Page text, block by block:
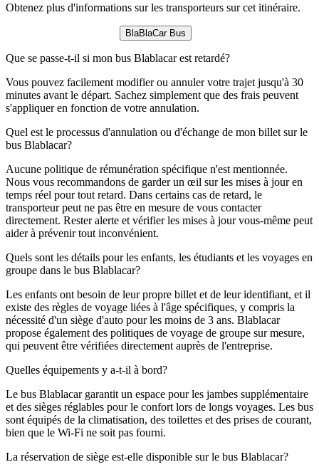
Obtenez plus d'informations sur les transporteurs sur cet itinéraire.
BlaBlaCar Bus
Que se passe-t-il si mon bus Blablacar est retardé?
Vous pouvez facilement modifier ou annuler votre trajet jusqu'à 30
minutes avant le départ. Sachez simplement que des frais peuvent
s'appliquer en fonction de votre annulation.
Quel est le processus d'annulation ou d'échange de mon billet sur le
bus Blablacar?
Aucune politique de rémunération spécifique n'est mentionnée.
Nous vous recommandons de garder un œil sur les mises à jour en
temps réel pour tout retard. Dans certains cas de retard, le
transporteur peut ne pas être en mesure de vous contacter
directement. Rester alerte et vérifier les mises à jour vous-même peut
aider à prévenir tout inconvénient.
Quels sont les détails pour les enfants, les étudiants et les voyages en
groupe dans le bus Blablacar?
Les enfants ont besoin de leur propre billet et de leur identifiant, et il
existe des règles de voyage liées à l'âge spécifiques, y compris la
nécessité d'un siège d'auto pour les moins de 3 ans. Blablacar
propose également des politiques de voyage de groupe sur mesure,
qui peuvent être vérifiées directement auprès de l'entreprise.
Quelles équipements y a-t-il à bord?
Le bus Blablacar garantit un espace pour les jambes supplémentaire
et des sièges réglables pour le confort lors de longs voyages. Les bus
sont équipés de la climatisation, des toilettes et des prises de courant,
bien que le Wi-Fi ne soit pas fourni.
La réservation de siège est-elle disponible sur le bus Blablacar?